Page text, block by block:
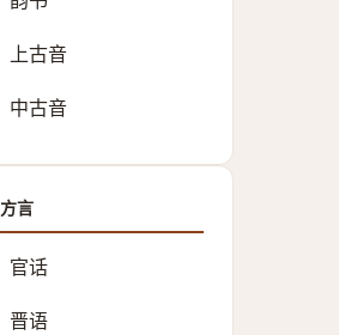
上古音
中古音
方言
官话
晋语